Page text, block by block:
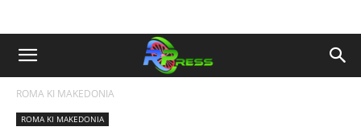
ROMA KI MAKEDONIA
ROMA KI MAKEDONIA